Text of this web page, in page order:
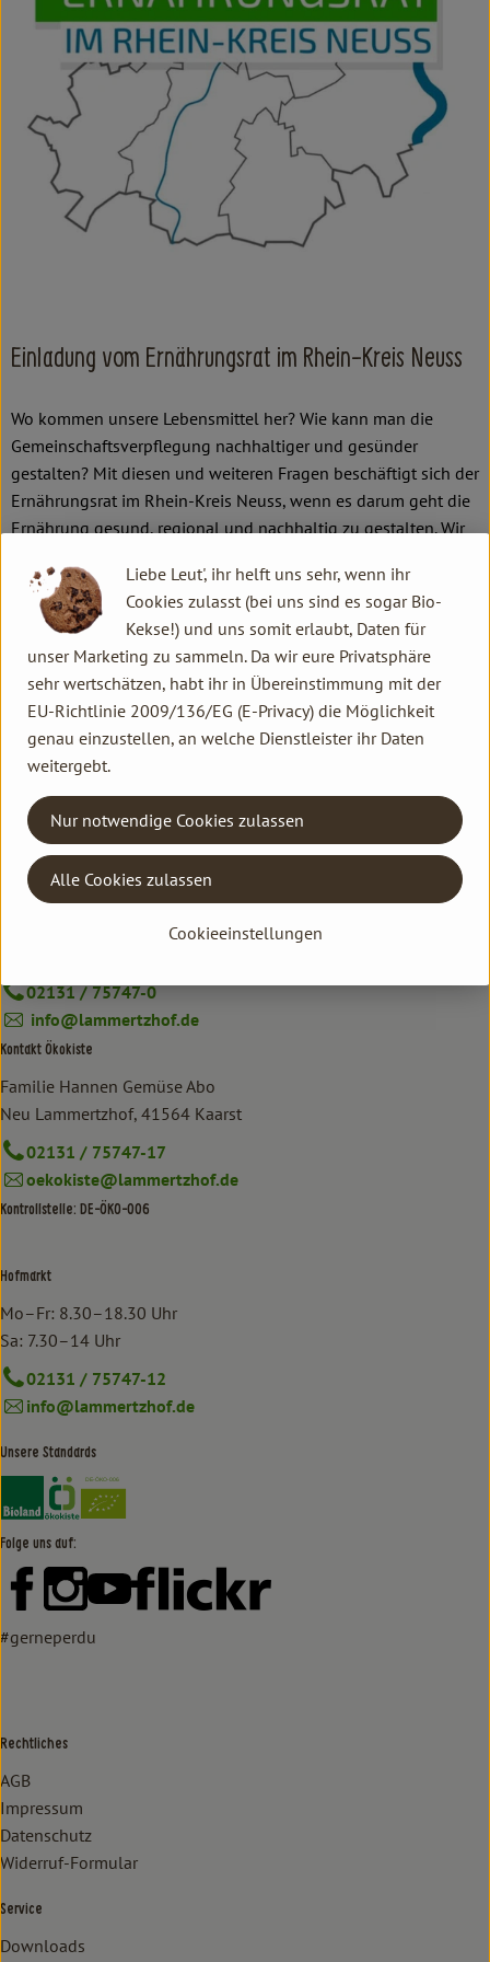
Kochen & Backen
Süß & Pikant
Getränke
Haushalt
Einkaufen
Erleben
Einladung vom Ernährungsrat im Rhein-Kreis Neuss
Wo kommen unsere Lebensmittel her? Wie kann man die
Gemeinschaftsverpflegung nachhaltiger und gesünder
gestalten? Mit diesen und weiteren Fragen beschäftigt sich der
Ernährungsrat im Rhein-Kreis Neuss, wenn es darum geht die
Ernährung gesund, regional und nachhaltig zu gestalten. Wir
landwirtschaftliche Expertise ein sowie tatkräftige
Unterstützung. Eine regionale Ernährungswirtschaft ist auch
Klimaschutz!
Lust darauf, den Ernährungsrat kennenzulernen? Das nächste
Treffen ist
Am: 01. Februar 2024
Um: 19.00 bis 21.00 Uhr
Weitere Infos gibt es auf der Website des
Rhein-Kreis Neuss.
Kontakt allgemein
02131 / 75747-0
info@lammertzhof.de
Kontakt Ökokiste
Familie Hannen Gemüse Abo
Neu Lammertzhof, 41564 Kaarst
02131 / 75747-17
oekokiste@lammertzhof.de
Kontrollstelle: DE-ÖKO-006
Hofmarkt
Mo–Fr: 8.30–18.30 Uhr
Sa: 7.30–14 Uhr
02131 / 75747-12
info@lammertzhof.de
Unsere Standards
Externer Link zu https://www.bioland.de/verbraucher
Externer Link zu https://www.oekokiste.de/
Folge uns auf:
Externer Link zu https://www.facebook.com/lammertzhof/
Externer Link zu https://www.instagram.com/
Externer Link zu https://www.youtube.com/
Externer Link zu https://
#gerneperdu
Rechtliches
AGB
Impressum
Datenschutz
Widerruf-Formular
Service
Downloads
Liebe Leut', ihr helft uns sehr, wenn ihr
Cookies zulasst (bei uns sind es sogar Bio-
Kekse!) und uns somit erlaubt, Daten für
unser Marketing zu sammeln. Da wir eure Privatsphäre
sehr wertschätzen, habt ihr in Übereinstimmung mit der
EU-Richtlinie 2009/136/EG (E-Privacy) die Möglichkeit
genau einzustellen, an welche Dienstleister ihr Daten
weitergebt.
Cookieeinstellungen
Nur notwendige Cookies zulassen
Alle Cookies zulassen